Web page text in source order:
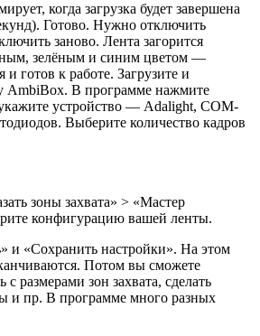
когда загрузка будет завершена
Готово. Нужно отключить
заново. Лента загорится
зелёным и синим цветом —
готов к работе. Загрузите и
AmbiBox. В программе нажмите
устройство — Adalight, COM-
Выберите количество кадров
зоны захвата» > «Мастер
конфигурацию вашей ленты.
и «Сохранить настройки». На этом
Потом вы сможете
размерами зон захвата, сделать
и пр. В программе много разных